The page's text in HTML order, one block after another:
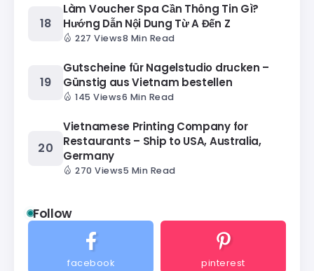
Làm Voucher Spa Cần Thông Tin Gì?
Hướng Dẫn Nội Dung Từ A Đến Z
227 Views8 Min Read
Gutscheine für Nagelstudio drucken –
Günstig aus Vietnam bestellen
145 Views6 Min Read
Vietnamese Printing Company for
Restaurants – Ship to USA, Australia,
Germany
270 Views5 Min Read
Follow
facebook pinterest